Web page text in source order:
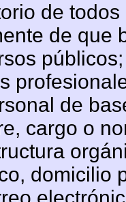
de
de que
de
cargo o
domicilio